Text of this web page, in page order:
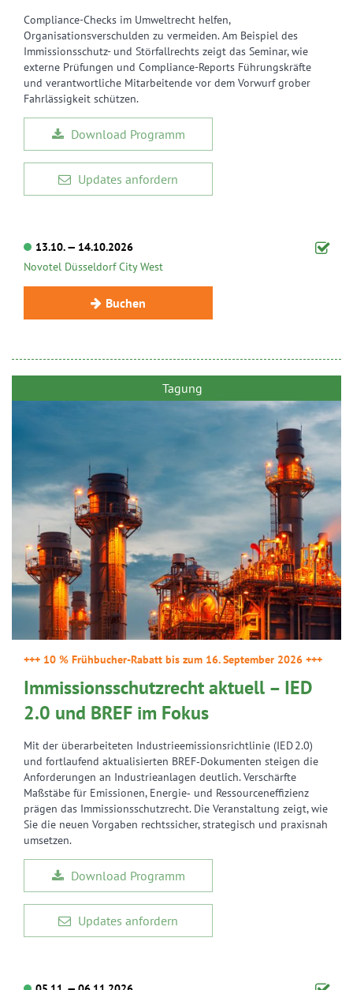
Compliance-Checks im Umweltrecht helfen,
Organisationsverschulden zu vermeiden. Am Beispiel des
Immissionsschutz- und Störfallrechts zeigt das Seminar, wie
externe Prüfungen und Compliance-Reports Führungskräfte
und verantwortliche Mitarbeitende vor dem Vorwurf grober
Fahrlässigkeit schützen.
Download Programm
Updates anfordern
13.10. — 14.10.2026
Novotel Düsseldorf City West
Buchen
Tagung
+++ 10 % Frühbucher-Rabatt bis zum 16. September 2026 +++
Immissionsschutzrecht aktuell – IED
2.0 und BREF im Fokus
Mit der überarbeiteten Industrieemissionsrichtlinie (IED 2.0)
und fortlaufend aktualisierten BREF‑Dokumenten steigen die
Anforderungen an Industrieanlagen deutlich. Verschärfte
Maßstäbe für Emissionen, Energie‑ und Ressourceneffizienz
prägen das Immissionsschutzrecht. Die Veranstaltung zeigt, wie
Sie die neuen Vorgaben rechtssicher, strategisch und praxisnah
umsetzen.
Download Programm
Updates anfordern